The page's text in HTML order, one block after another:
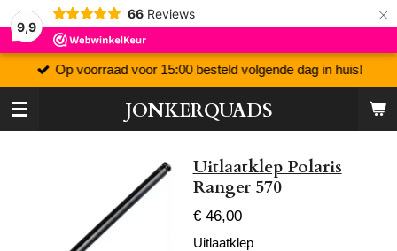
9,9
66 Reviews ×
JONKERQUADS
Op voorraad voor 15:00 besteld volgende dag in huis!
Uitlaatklep Polaris
Ranger 570
€ 46,00
Uitlaatklep